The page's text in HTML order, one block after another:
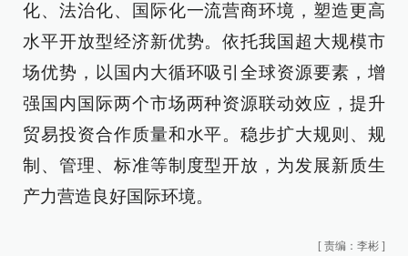
化、法治化、国际化一流营商环境，塑造更高
水平开放型经济新优势。依托我国超大规模市
场优势，以国内大循环吸引全球资源要素，增
强国内国际两个市场两种资源联动效应，提升
贸易投资合作质量和水平。稳步扩大规则、规
制、管理、标准等制度型开放，为发展新质生
产力营造良好国际环境。
[ 责编：李彬 ]